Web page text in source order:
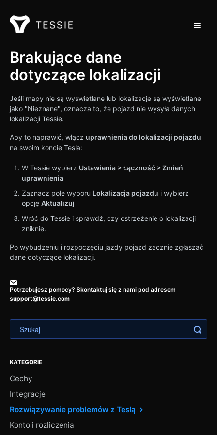
Wsparcie dla domu
Kontakt
Brakujące dane
dotyczące lokalizacji
Jeśli mapy nie są wyświetlane lub lokalizacje są wyświetlane
jako "Nieznane", oznacza to, że pojazd nie wysyła danych
lokalizacji Tessie.
Aby to naprawić, włącz uprawnienia do lokalizacji pojazdu
na swoim koncie Tesla:
W Tessie wybierz Ustawienia > Łączność > Zmień
uprawnienia
Zaznacz pole wyboru Lokalizacja pojazdu i wybierz
opcję Aktualizuj
Wróć do Tessie i sprawdź, czy ostrzeżenie o lokalizacji
zniknie.
Po wybudzeniu i rozpoczęciu jazdy pojazd zacznie zgłaszać
dane dotyczące lokalizacji.
Potrzebujesz pomocy? Skontaktuj się z nami pod adresem
support@tessie.com
KATEGORIE
Cechy
Integracje
Rozwiązywanie problemów z Teslą
Konto i rozliczenia